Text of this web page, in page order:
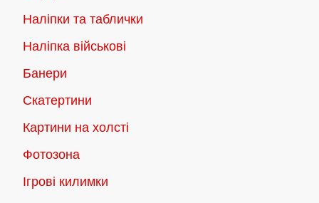
Наліпки та таблички
Наліпка військові
Банери
Скатертини
Картини на холсті
Фотозона
Ігрові килимки